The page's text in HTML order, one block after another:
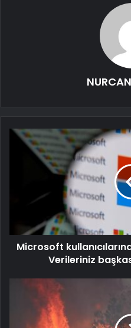
Microsoft
Verileriniz